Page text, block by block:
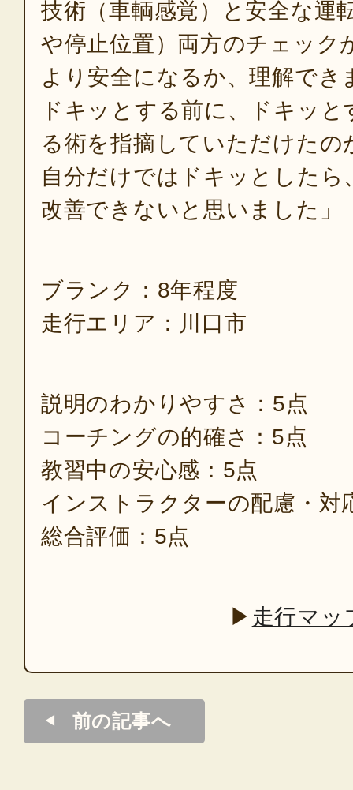
技術（車輌感覚）と安全な運
や停止位置）両方のチェック
より安全になるか、理解でき
ドキッとする前に、ドキッ
る術を指摘していただけたの
自分だけではドキッとした
改善できないと思いました」
ブランク：8年程度
走行エリア：川口市
説明のわかりやすさ：5点
コーチングの的確さ：5点
教習中の安心感：5点
インストラクターの配慮・対
総合評価：5点
▶ 走行マッ
前の記事へ